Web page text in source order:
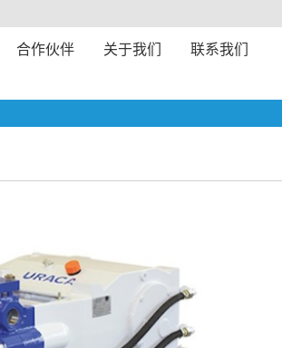
合作伙伴 关于我们 联系我们